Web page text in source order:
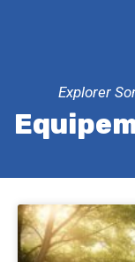
Explorer